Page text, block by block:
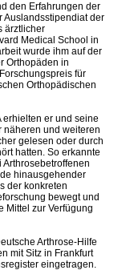
den Erfahrungen der
Auslandsstipendiat der
ärztlicher
Medical School in
wurde ihm auf der
Orthopäden in
für
Orthopädischen
erhielten er und seine
näheren und weiteren
gelesen oder durch
hatten. So erkannte
hinausgehender
der konkreten
bewegt und
Mittel zur Verfügung
Arthrose-Hilfe
mit Sitz in Frankfurt
eingetragen.